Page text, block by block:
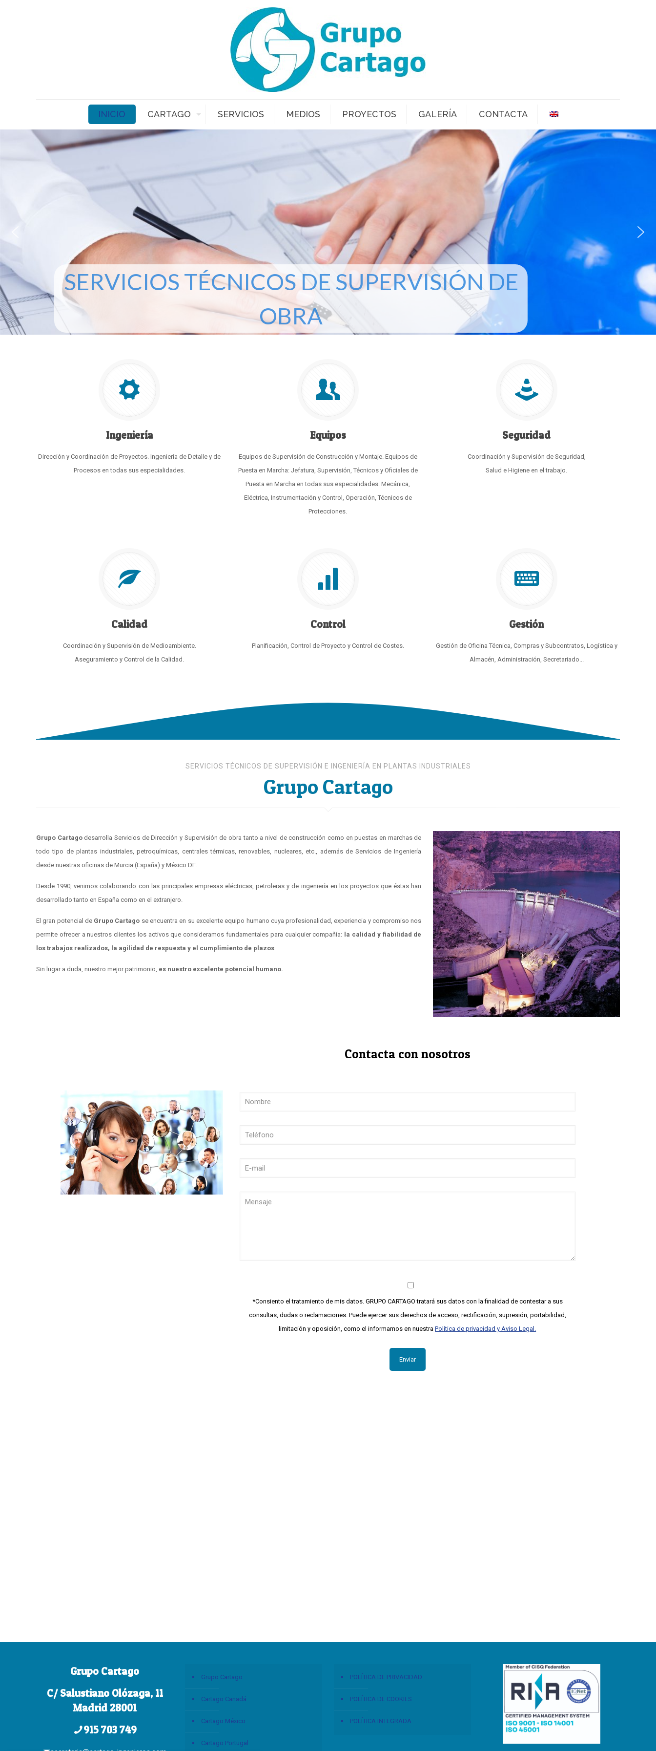
INICIO CARTAGO SERVICIOS MEDIOS PROYECTOS GALERÍA CONTACTA
SERVICIOS TÉCNICOS DE SUPERVISIÓN DE
OBRA
Ingeniería
Dirección y Coordinación de Proyectos. Ingeniería de Detalle y de
Procesos en todas sus especialidades.
Equipos
Equipos de Supervisión de Construcción y Montaje. Equipos de
Puesta en Marcha: Jefatura, Supervisión, Técnicos y Oficiales de
Puesta en Marcha en todas sus especialidades: Mecánica,
Eléctrica, Instrumentación y Control, Operación, Técnicos de
Protecciones.
Seguridad
Coordinación y Supervisión de Seguridad,
Salud e Higiene en el trabajo.
Calidad
Coordinación y Supervisión de Medioambiente.
Aseguramiento y Control de la Calidad.
Control
Planificación, Control de Proyecto y Control de Costes.
Gestión
Gestión de Oficina Técnica, Compras y Subcontratos, Logística y
Almacén, Administración, Secretariado...
SERVICIOS TÉCNICOS DE SUPERVISIÓN E INGENIERÍA EN PLANTAS INDUSTRIALES
Grupo Cartago
Grupo Cartago desarrolla Servicios de Dirección y Supervisión de obra tanto a nivel de construcción como en puestas en marchas de
todo tipo de plantas industriales, petroquímicas, centrales térmicas, renovables, nucleares, etc., además de Servicios de Ingeniería
desde nuestras oficinas de Murcia (España) y México DF.
Desde 1990, venimos colaborando con las principales empresas eléctricas, petroleras y de ingeniería en los proyectos que éstas han
desarrollado tanto en España como en el extranjero.
El gran potencial de Grupo Cartago se encuentra en su excelente equipo humano cuya profesionalidad, experiencia y compromiso nos
permite ofrecer a nuestros clientes los activos que consideramos fundamentales para cualquier compañía: la calidad y fiabilidad de
los trabajos realizados, la agilidad de respuesta y el cumplimiento de plazos.
Sin lugar a duda, nuestro mejor patrimonio, es nuestro excelente potencial humano.
Contacta con nosotros
*Consiento el tratamiento de mis datos. GRUPO CARTAGO tratará sus datos con la finalidad de contestar a sus
consultas, dudas o reclamaciones. Puede ejercer sus derechos de acceso, rectificación, supresión, portabilidad,
limitación y oposición, como el informamos en nuestraPolítica de privacidad y Aviso Legal.
Grupo Cartago
C/ Salustiano Olózaga, 11
Madrid 28001
915 703 749
Grupo Cartago
Cartago Canadá
Cartago México
Cartago Portugal
POLÍTICA DE PRIVACIDAD
POLÍTICA DE COOKIES
POLÍTICA INTEGRADA